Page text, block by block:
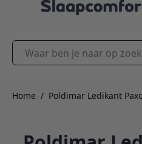
Waar ben je naar op zoek?
Home / Poldimar Ledikant